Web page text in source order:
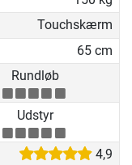
Touchskærm
65 cm
Rundløb
Udstyr
4,9